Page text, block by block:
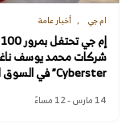
ام جي أخبار عامة
Cyberster” في السوق السعودي.
14 مارس - 12 مساءً